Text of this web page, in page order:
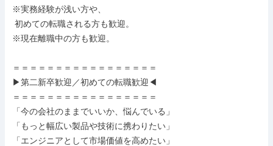
※実務経験が浅い方や、
※現在離職中の方も歓迎。
＝＝＝＝＝＝＝＝＝＝＝＝＝＝＝＝＝
▶第二新卒歓迎／初めての転職歓迎◀
＝＝＝＝＝＝＝＝＝＝＝＝＝＝＝＝＝
「今の会社のままでいいか、悩んでいる」
「もっと幅広い製品や技術に携わりたい」
「エンジニアとして市場価値を高めたい」